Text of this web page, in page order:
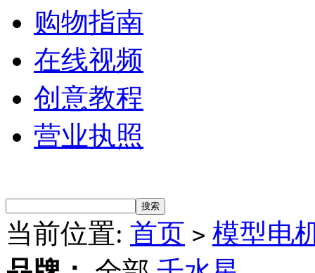
购物指南
在线视频
创意教程
营业执照
当前位置: 首页 > 模型电